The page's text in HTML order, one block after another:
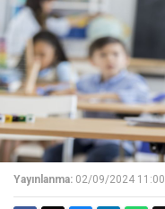
Yayınlanma: 02/09/2024 11:00